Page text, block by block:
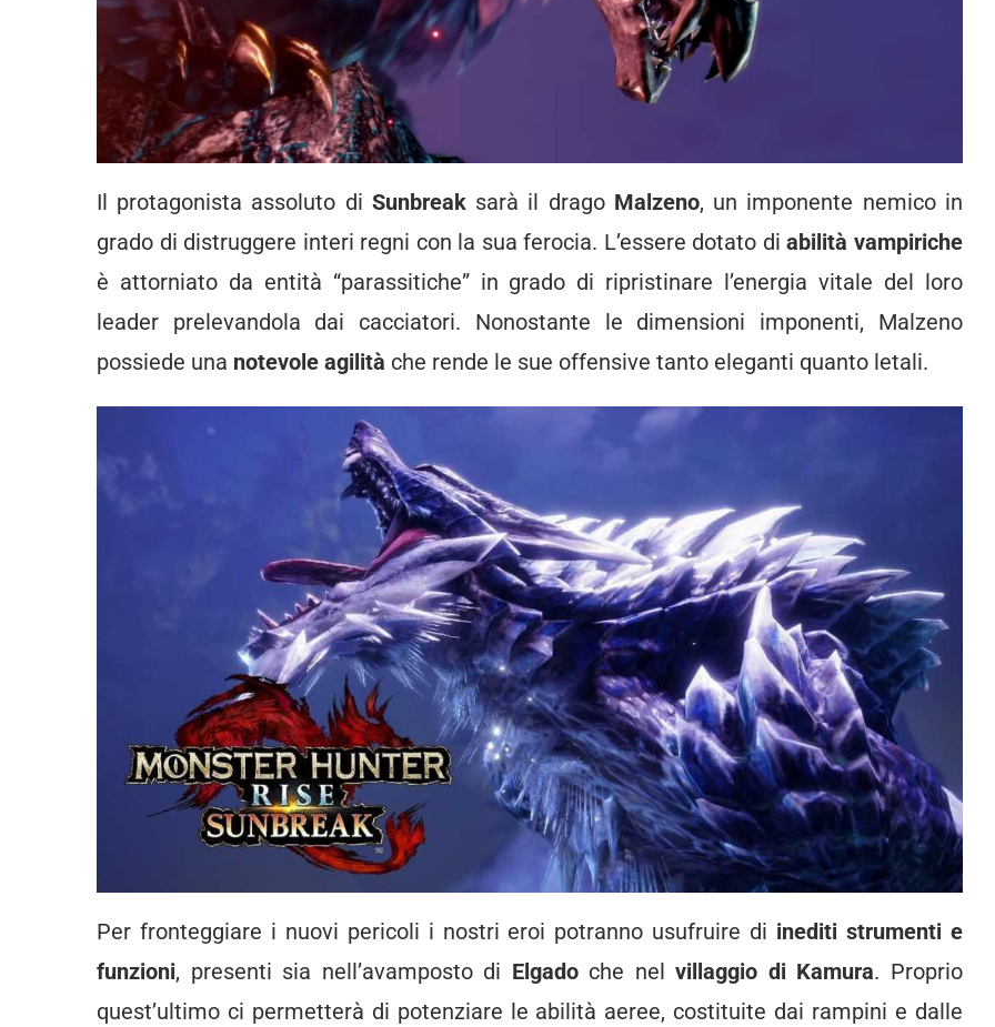
Il protagonista assoluto di Sunbreak sarà il drago Malzeno, un imponente nemico in
grado di distruggere interi regni con la sua ferocia. L’essere dotato diabilità vampiriche
è attorniato da entità “parassitiche” in grado di ripristinare l’energia vitale del loro
leader prelevandola dai cacciatori. Nonostante le dimensioni imponenti, Malzeno
possiede una notevole agilità che rende le sue offensive tanto eleganti quanto letali.
Per fronteggiare i nuovi pericoli i nostri eroi potranno usufruire di inediti strumenti e
funzioni, presenti sia nell’avamposto di Elgadoche nelvillaggio di Kamura. Proprio
quest’ultimo ci permetterà di potenziare le abilità aeree, costituite dai rampini e dalle